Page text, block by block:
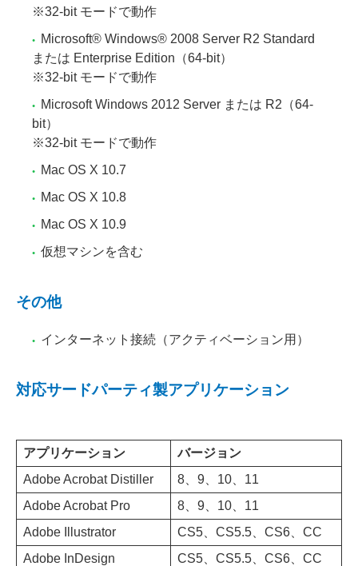
※32-bit モードで動作
Microsoft® Windows® 2008 Server R2 Standard
または Enterprise Edition（64-bit）
※32-bit モードで動作
Microsoft Windows 2012 Server または R2（64-
bit）
※32-bit モードで動作
Mac OS X 10.7
Mac OS X 10.8
Mac OS X 10.9
仮想マシンを含む
その他
インターネット接続（アクティベーション用）
対応サードパーティ製アプリケーション
アプリケーション
バージョン
Adobe Acrobat Distiller
8、9、10、11
Adobe Acrobat Pro
8、9、10、11
Adobe Illustrator
CS5、CS5.5、CS6、CC
Adobe InDesign
CS5、CS5.5、CS6、CC